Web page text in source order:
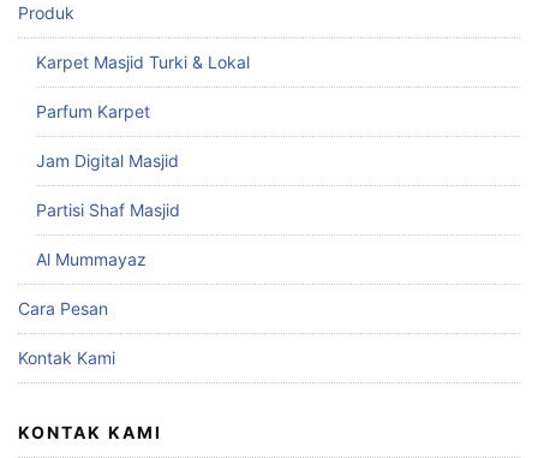
Produk
Karpet Masjid Turki & Lokal
Parfum Karpet
Jam Digital Masjid
Partisi Shaf Masjid
Al Mummayaz
Cara Pesan
Kontak Kami
KONTAK KAMI